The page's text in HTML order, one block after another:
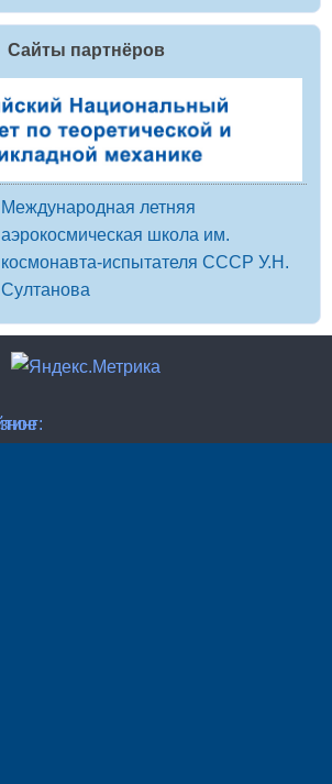
Сайты партнёров
Международная летняя
аэрокосмическая школа им.
космонавта-испытателя СССР У.Н.
Султанова